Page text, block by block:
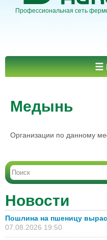
Профессиональная сеть
Главное меню ☰
Медынь
Организации по данному
Новости
Пошлина на пшеницу
07.08.2026 19:50